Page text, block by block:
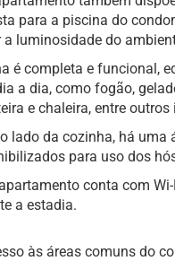
para a piscina do
luminosidade do
é completa e funcional,
a dia, como fogão,
e chaleira, entre outros
lado da cozinha, há
para uso dos
conta com
a estadia.
às áreas comuns do